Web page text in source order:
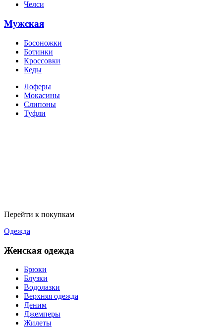
Челси
Мужская
Босоножки
Ботинки
Кроссовки
Кеды
Лоферы
Мокасины
Слипоны
Туфли
Перейти к покупкам
Одежда
Женская одежда
Брюки
Блузки
Водолазки
Верхняя одежда
Деним
Джемперы
Жилеты